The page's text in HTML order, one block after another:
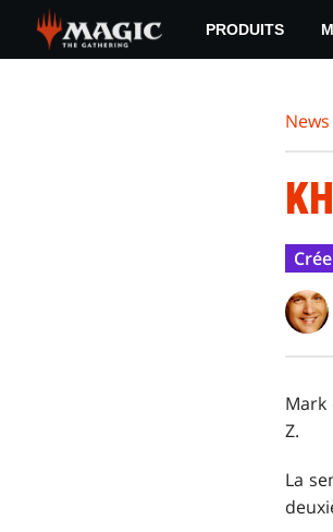
main
PRODUITS
News
Mark
Z.
La